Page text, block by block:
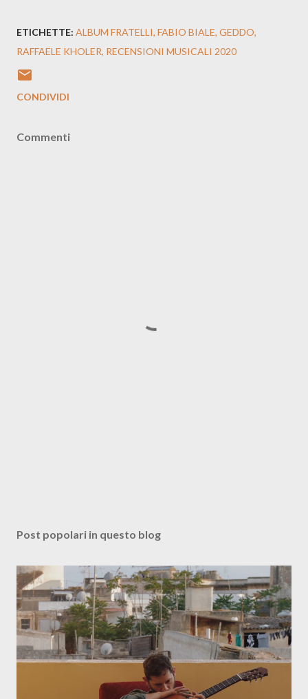
ETICHETTE: ALBUM FRATELLI FABIO BIALE GEDDO
RAFFAELE KHOLER RECENSIONI MUSICALI 2020
CONDIVIDI
Commenti
Post popolari in questo blog